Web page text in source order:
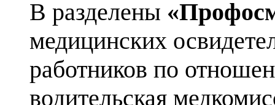
В разделены
медицинских
работников по
водительская